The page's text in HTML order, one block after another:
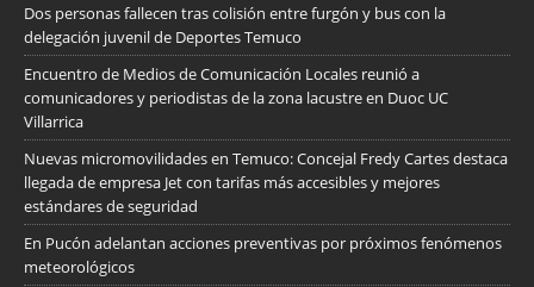
Dos personas fallecen tras colisión entre furgón y bus con la
delegación juvenil de Deportes Temuco
Encuentro de Medios de Comunicación Locales reunió a
comunicadores y periodistas de la zona lacustre en Duoc UC
Villarrica
Nuevas micromovilidades en Temuco: Concejal Fredy Cartes destaca
llegada de empresa Jet con tarifas más accesibles y mejores
estándares de seguridad
En Pucón adelantan acciones preventivas por próximos fenómenos
meteorológicos